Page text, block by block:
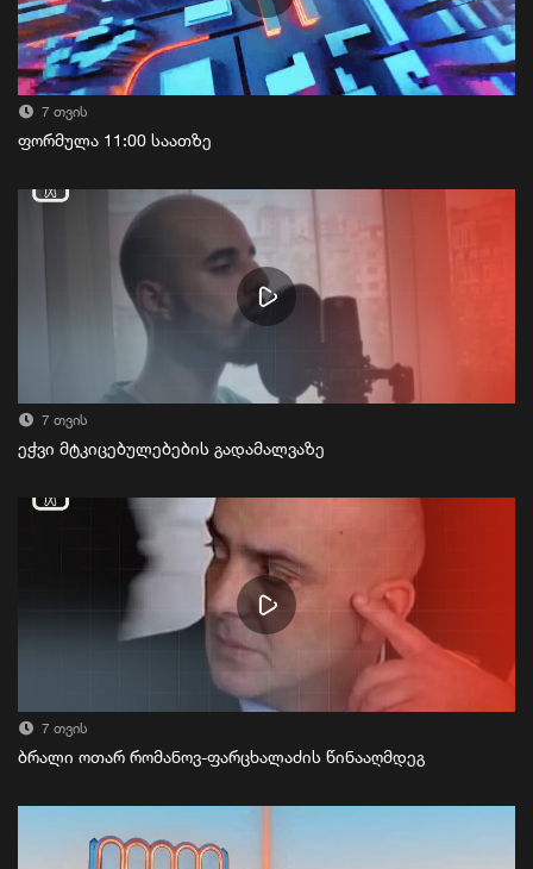
7 თვის
ფორმულა 11:00 საათზე
7 თვის
ეჭვი მტკიცებულებების გადამალვაზე
7 თვის
ბრალი ოთარ რომანოვ-ფარცხალაძის წინააღმდეგ